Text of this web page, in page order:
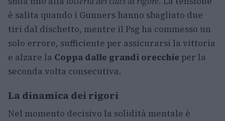
è salita quando i Gunners hanno sbagliato due
tiri dal dischetto, mentre il Psg ha commesso un
solo errore, sufficiente per assicurarsi la vittoria
e alzare la Coppa dalle grandi orecchie per la
seconda volta consecutiva.
La dinamica dei rigori
Nel momento decisivo la solidità mentale è